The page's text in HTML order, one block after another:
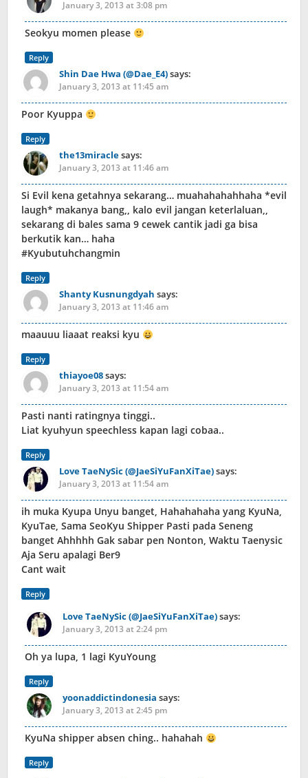
January 3, 2013 at 3:08 pm
Seokyu momen please
Reply
Shin Dae Hwa (@Dae_E4)says:
January 3, 2013 at 11:45 am
Poor Kyuppa
Reply
the13miraclesays:
January 3, 2013 at 11:46 am
Si Evil kena getahnya sekarang… muahahahahhaha *evil
laugh* makanya bang,, kalo evil jangan keterlaluan,,
sekarang di bales sama 9 cewek cantik jadi ga bisa
berkutik kan… haha
#Kyubutuhchangmin
Reply
Shanty Kusnungdyah says:
January 3, 2013 at 11:46 am
maauuu liaaat reaksi kyu
Reply
thiayoe08says:
January 3, 2013 at 11:54 am
Pasti nanti ratingnya tinggi..
Liat kyuhyun speechless kapan lagi cobaa..
Reply
Love TaeNySic (@JaeSiYuFanXiTae)says:
January 3, 2013 at 11:54 am
ih muka Kyupa Unyu banget, Hahahahaha yang KyuNa,
KyuTae, Sama SeoKyu Shipper Pasti pada Seneng
banget Ahhhhh Gak sabar pen Nonton, Waktu Taenysic
Aja Seru apalagi Ber9
Cant wait
Reply
Love TaeNySic (@JaeSiYuFanXiTae)says:
January 3, 2013 at 2:24 pm
Oh ya lupa, 1 lagi KyuYoung
Reply
yoonaddictindonesia says:
January 3, 2013 at 2:45 pm
KyuNa shipper absen ching.. hahahah
Reply